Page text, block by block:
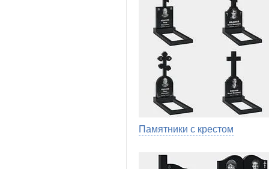
Памятники с крестом